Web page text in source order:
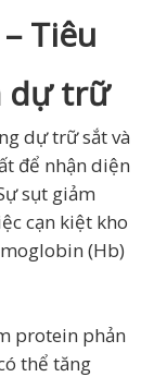
Tiêu
dự trữ
dự trữ sắt và
để nhận diện
sụt giảm
cạn kiệt kho
(Hb)
protein phản
thể tăng